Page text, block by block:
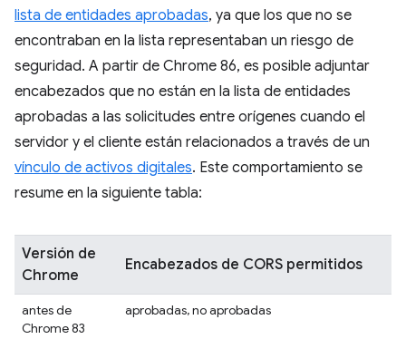
lista de entidades aprobadas, ya que los que no se
encontraban en la lista representaban un riesgo de
seguridad. A partir de Chrome 86, es posible adjuntar
encabezados que no están en la lista de entidades
aprobadas a las solicitudes entre orígenes cuando el
servidor y el cliente están relacionados a través de un
vínculo de activos digitales. Este comportamiento se
resume en la siguiente tabla:
Versión de
Chrome
Encabezados de CORS permitidos
antes de
Chrome 83
aprobadas, no aprobadas